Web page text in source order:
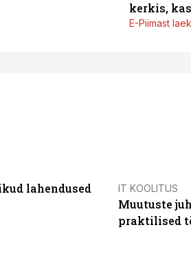
kerkis,
E-Piimast
lahendused
IT KOOLITUS
Muutuste
praktilised